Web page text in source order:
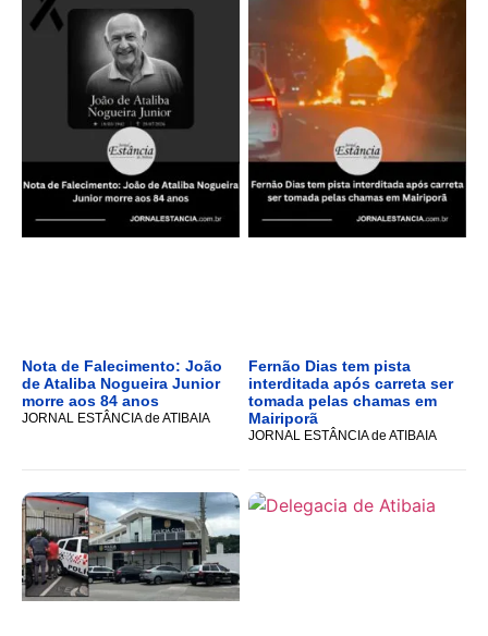
Nota de Falecimento: João
de Ataliba Nogueira Junior
morre aos 84 anos
JORNAL ESTÂNCIA de ATIBAIA
Fernão Dias tem pista
interditada após carreta ser
tomada pelas chamas em
Mairiporã
JORNAL ESTÂNCIA de ATIBAIA